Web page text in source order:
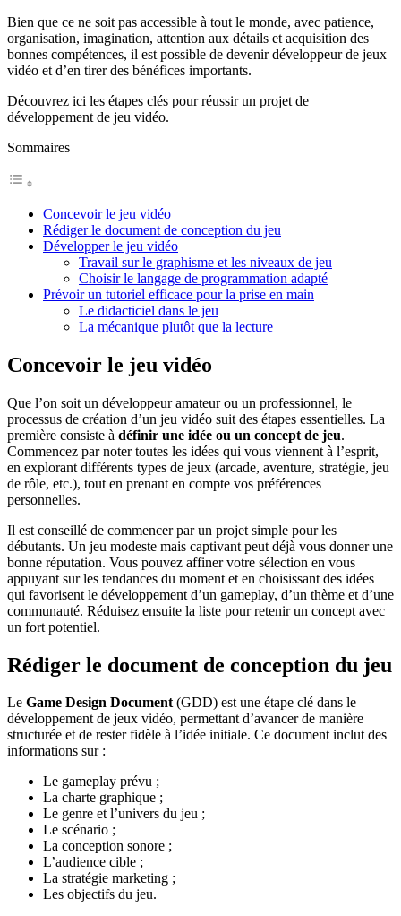
Bien que ce ne soit pas accessible à tout le monde, avec patience,
organisation, imagination, attention aux détails et acquisition des
bonnes compétences, il est possible de devenir développeur de jeux
vidéo et d’en tirer des bénéfices importants.
Découvrez ici les étapes clés pour réussir un projet de
développement de jeu vidéo.
Sommaires
Concevoir le jeu vidéo
Rédiger le document de conception du jeu
Développer le jeu vidéo
Travail sur le graphisme et les niveaux de jeu
Choisir le langage de programmation adapté
Prévoir un tutoriel efficace pour la prise en main
Le didacticiel dans le jeu
La mécanique plutôt que la lecture
Concevoir le jeu vidéo
Que l’on soit un développeur amateur ou un professionnel, le
processus de création d’un jeu vidéo suit des étapes essentielles. La
première consiste à définir une idée ou un concept de jeu.
Commencez par noter toutes les idées qui vous viennent à l’esprit,
en explorant différents types de jeux (arcade, aventure, stratégie, jeu
de rôle, etc.), tout en prenant en compte vos préférences
personnelles.
Il est conseillé de commencer par un projet simple pour les
débutants. Un jeu modeste mais captivant peut déjà vous donner une
bonne réputation. Vous pouvez affiner votre sélection en vous
appuyant sur les tendances du moment et en choisissant des idées
qui favorisent le développement d’un gameplay, d’un thème et d’une
communauté. Réduisez ensuite la liste pour retenir un concept avec
un fort potentiel.
Rédiger le document de conception du jeu
Le Game Design Document(GDD) est une étape clé dans le
développement de jeux vidéo, permettant d’avancer de manière
structurée et de rester fidèle à l’idée initiale. Ce document inclut des
informations sur :
Le gameplay prévu ;
La charte graphique ;
Le genre et l’univers du jeu ;
Le scénario ;
La conception sonore ;
L’audience cible ;
La stratégie marketing ;
Les objectifs du jeu.